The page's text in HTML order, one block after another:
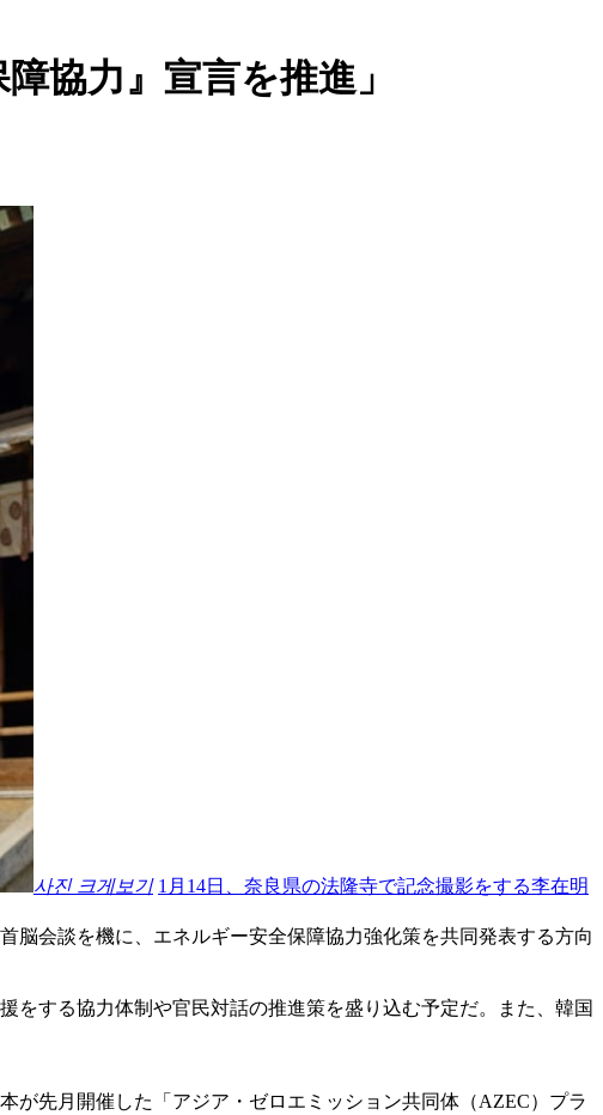
協力』宣言を推進」
사진 크게보기 1月14日、奈良県の法隆寺で記念撮影をする李在明
脳会談を機に、エネルギー安全保障協力強化策を共同発表する方向
をする協力体制や官民対話の推進策を盛り込む予定だ。また、韓国
が先月開催した「アジア・ゼロエミッション共同体（AZEC）プラ